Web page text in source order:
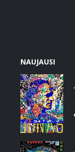
NAUJAUSI